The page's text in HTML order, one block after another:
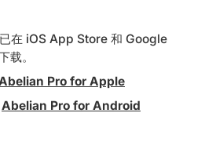
在 iOS App Store 和 Google
载。
Pro for Apple
Abelian Pro for Android